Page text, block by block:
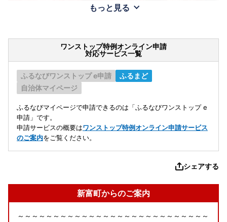
もっと見る
ワンストップ特例オンライン申請
対応サービス一覧
ふるなびワンストップ e申請
ふるまど
自治体マイページ
ふるなびマイページで申請できるのは「ふるなびワンストップ e
申請」です。
申請サービスの概要はワンストップ特例オンライン申請サービス
のご案内をご覧ください。
シェアする
新富町からのご案内
～～～～～～～～～～～～～～～～～～～～～～～～～～～